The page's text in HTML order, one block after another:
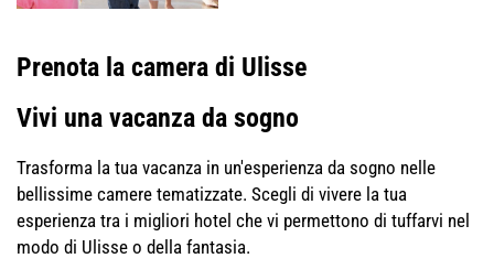
Prenota la camera di Ulisse
Vivi una vacanza da sogno
Trasforma la tua vacanza in un'esperienza da sogno nelle
bellissime camere tematizzate. Scegli di vivere la tua
esperienza tra i migliori hotel che vi permettono di tuffarvi nel
modo di Ulisse o della fantasia.